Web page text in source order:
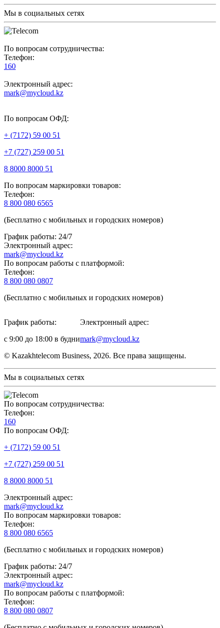
Мы в социальных сетях
По вопросам сотрудничества:
Телефон:
160
Электронный адрес:
mark@mycloud.kz
По вопросам ОФД:
+ (7172) 59 00 51
+7 (727) 259 00 51
8 8000 8000 51
По вопросам маркировки товаров:
Телефон:
8 800 080 6565
(Бесплатно с мобильных и городских номеров)
График работы: 24/7
Электронный адрес:
mark@mycloud.kz
По вопросам работы с платформой:
Телефон:
8 800 080 0807
(Бесплатно с мобильных и городских номеров)
График работы:
с 9:00 до 18:00 в будни
Электронный адрес:
mark@mycloud.kz
© Kazakhtelecom Business, 2026. Все права защищены.
Мы в социальных сетях
По вопросам сотрудничества:
Телефон:
160
По вопросам ОФД:
+ (7172) 59 00 51
+7 (727) 259 00 51
8 8000 8000 51
Электронный адрес:
mark@mycloud.kz
По вопросам маркировки товаров:
Телефон:
8 800 080 6565
(Бесплатно с мобильных и городских номеров)
График работы: 24/7
Электронный адрес:
mark@mycloud.kz
По вопросам работы с платформой:
Телефон:
8 800 080 0807